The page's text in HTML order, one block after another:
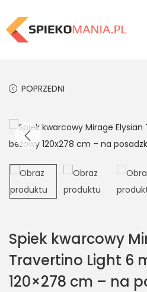
POPRZEDNI
Spiek kwarcowy
Travertino Light 6
120×278 cm – na